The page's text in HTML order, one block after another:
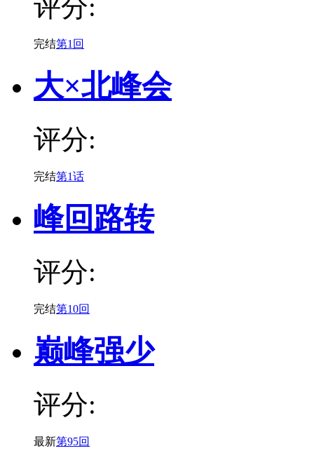
评分:
完结第1回
大×北峰会
评分:
完结第1话
峰回路转
评分:
完结第10回
巅峰强少
评分:
最新第95回